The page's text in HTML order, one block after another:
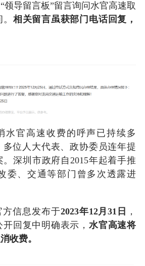
领导留言板”留言询问水官高速取
相关留言虽获部门电话回复，
水官高速收费的呼声已持续多
多位人大代表、政协委员连年提
深圳市政府自2015年起着手推
委、交通等部门曾多次透露进
方信息发布于2023年12月31日
，
开回复中明确表示，水官高速将
收费。